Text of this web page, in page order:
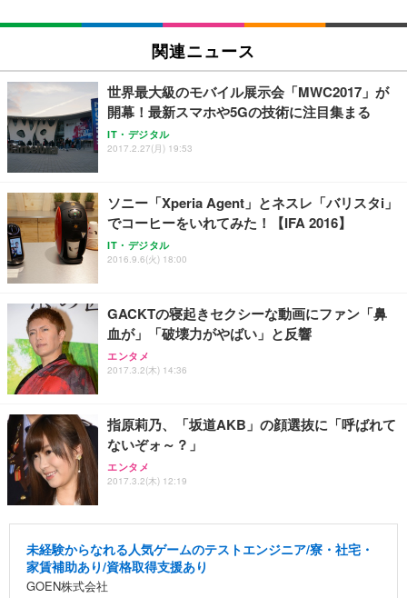
Sezlife オフィスチェア デスクチェア 疲れない テレ
ワーク チェア 強化バックレスト 30度ロッキング機
レスト 3Dヘッドレスト ハンガー付き 高反発クッシ
ョン PCチェア 通気性メッシュ ゲーミング/勉強/事
務用 おしゃれ パソコンチェア (ブラック)
￥7,680
Sezlife オフィスチェア デスクチェア 疲れない テレ
レスト 3Dヘッドレスト ハンガー付き 高反発クッシ
ョン PCチェア 通気性メッシュ ゲーミング/勉強/事
務用 おしゃれ パソコンチェア (ホワイト)
￥7,680
ANDWINT オフィスチェア デスクチェア 肘なし メ
ト 幅52×奥行58.5×高さ84～96cm テレワーク 在宅
勤務 ブラック
￥4,139
【純正品】27"ゲーミングモニター DualSense 充電
フック付き（CFI-ZDM1J）
￥49,979
【整備済み品】Dell E2724HS 27インチ 液晶モニタ
応 ComfortView ビジネス向け
￥15,800
【MiniLED/24.5inch/280Hz/FHD】GRAPHT THE S
像低減 (3年保証 | 輝点保証 | 日本メーカー)
￥34,980
ネオ・ルーライフ ネオ・オムツ L 中型犬用 26枚入
り 単品
￥1,800
Smart Basic(スマートベーシック) 【Amazon.co.jp
￥3,670
アイリスオーヤマ ペットシーツ 超厚型 お徳用 レギ
￥3,731
関連ニュース
世界最大級のモバイル展示会「MWC2017」が
開幕！最新スマホや5Gの技術に注目集まる
IT・デジタル
2017.2.27(月) 19:53
ソニー「Xperia Agent」とネスレ「バリスタi」
でコーヒーをいれてみた！【IFA 2016】
IT・デジタル
2016.9.6(火) 18:00
GACKTの寝起きセクシーな動画にファン「鼻
血が」「破壊力がやばい」と反響
エンタメ
2017.3.2(木) 14:36
指原莉乃、「坂道AKB」の顔選抜に「呼ばれて
ないぞォ～？」
エンタメ
2017.3.2(木) 12:19
未経験からなれる人気ゲームのテストエンジニア/寮・社宅・
家賃補助あり/資格取得支援あり
GOEN株式会社